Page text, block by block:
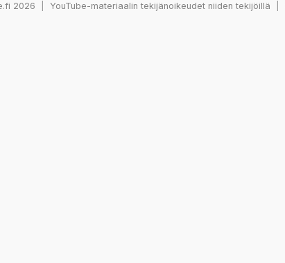
2026 YouTube-materiaalin tekijänoikeudet niiden tekijöillä